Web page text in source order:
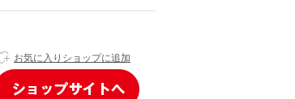
お気に入りショップに追加